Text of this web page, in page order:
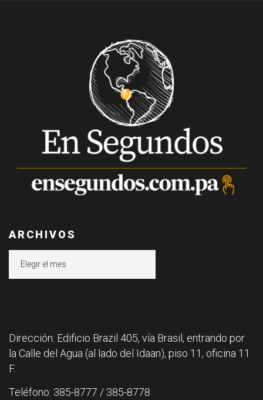
ARCHIVOS
Dirección: Edificio Brazil 405, vía Brasil, entrando por
la Calle del Agua (al lado del Idaan), piso 11, oficina 11
F.
Teléfono: 385-8777 / 385-8778